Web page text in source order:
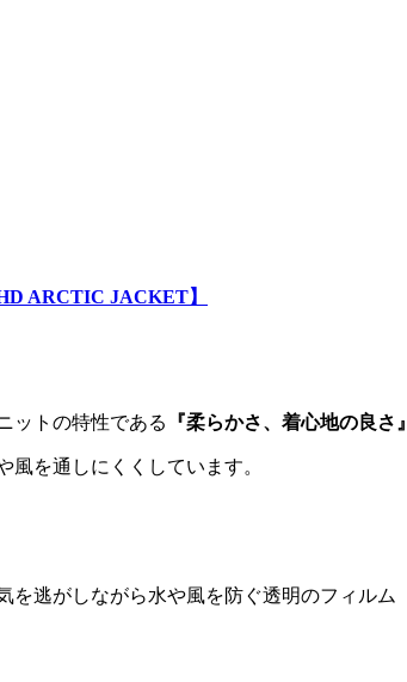
HD ARCTIC JACKET】
ットの特性である 『柔らかさ、着心地の良さ』
を通しにくくしています。
を逃がしながら水や風を防ぐ透明のフィルム